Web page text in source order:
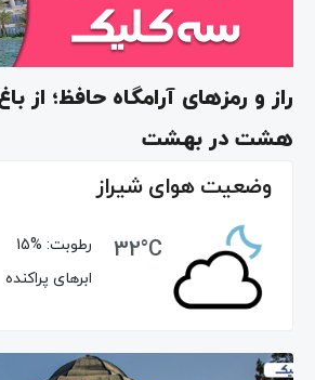
راز و رمزهای آرامگاه حافظ؛ از
هشت در بهشت
وضعیت هوای شیراز
32°C
رطوبت: 15%
ابرهای پراکنده